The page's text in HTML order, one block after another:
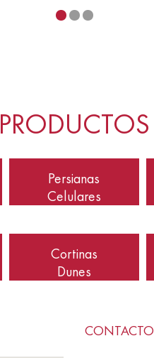
PRODUCTOS
Persianas
Celulares
Cortinas
Dunes
CONTACTO